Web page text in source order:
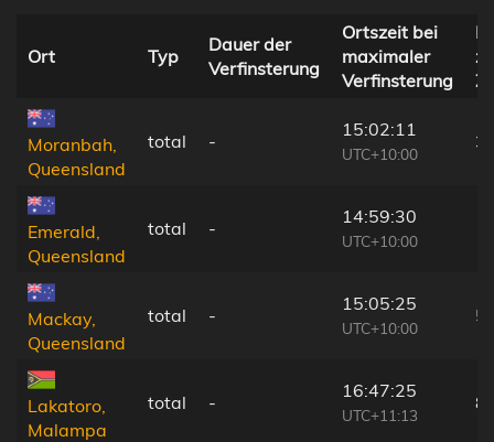
Ort Typ
Dauer der
Verfinsterung
Ortszeit bei
maximaler
Verfinsterung
Moranbah,
Queensland
total -
15:02:11
UTC+10:00
Emerald,
Queensland
total -
14:59:30
UTC+10:00
Mackay,
Queensland
total -
15:05:25
UTC+10:00
Lakatoro,
Malampa
total -
16:47:25
UTC+11:13